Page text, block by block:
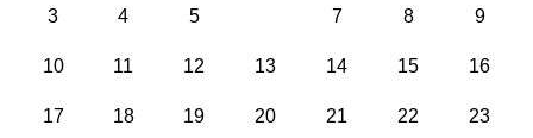
3 4 5 7 8 9
10 11 12 13 14 15 16
17 18 19 20 21 22 23